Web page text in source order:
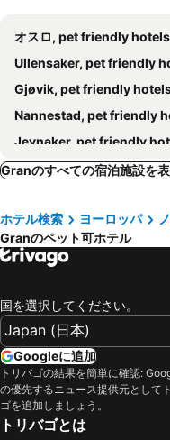
オスロ, pet friendly hotels
Ullensaker, pet friendly
Gjøvik, pet friendly
Nannestad, pet friendly
Jevnaker, pet friendly
Hole, pet friendly hotels
Østre Toten, pet friendly
Nittedal, pet friendly
Granのすべての宿泊施設を
ホテル検索 ヨーロッパ
Granのペット可ホテル
国を選択してください。
Googleに追加
トリバゴの結果を簡単に確認:
の優先するニュース提供元として
ゴを追加しましょう。
トリバゴとは